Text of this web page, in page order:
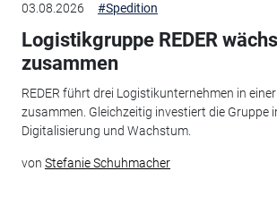
03.08.2026 #Spedition
Logistikgruppe REDER
zusammen
REDER führt drei Logistikunternehmen in
zusammen. Gleichzeitig investiert die Gruppe
Digitalisierung und Wachstum.
von Stefanie Schuhmacher